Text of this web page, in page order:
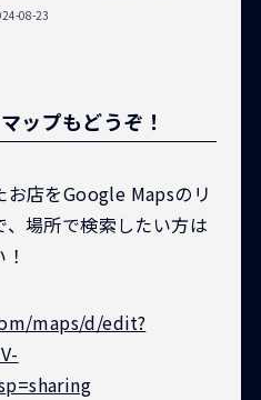
08-23
ップもどうぞ！
店をGoogle Mapsのリ
場所で検索したい方は
maps/d/edit?